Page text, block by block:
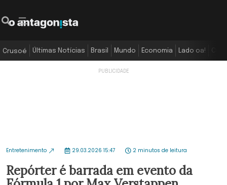
Crusoé Últimas Notícias Brasil Mundo Economia Lado oa!
Entretenimento 29.03.2026 15:47 2 minutos de leitura
Repórter é barrada em evento da